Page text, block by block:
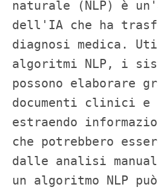
naturale (NLP) è
dell'IA che ha
diagnosi medica.
algoritmi NLP, i
possono elaborare
documenti clinici
estraendo
che potrebbero
dalle analisi
un algoritmo NLP